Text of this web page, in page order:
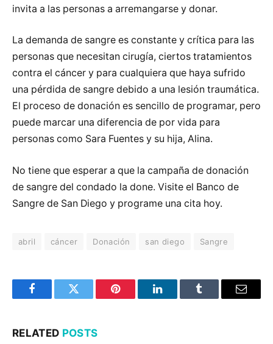
invita a las personas a arremangarse y donar.
La demanda de sangre es constante y crítica para las
personas que necesitan cirugía, ciertos tratamientos
contra el cáncer y para cualquiera que haya sufrido
una pérdida de sangre debido a una lesión traumática.
El proceso de donación es sencillo de programar, pero
puede marcar una diferencia de por vida para
personas como Sara Fuentes y su hija, Alina.
No tiene que esperar a que la campaña de donación
de sangre del condado la done. Visite el Banco de
Sangre de San Diego y programe una cita hoy.
abril cáncer Donación san diego Sangre
FacebookTwitter Pinterest LinkedInTumblr Email
RELATED POSTS